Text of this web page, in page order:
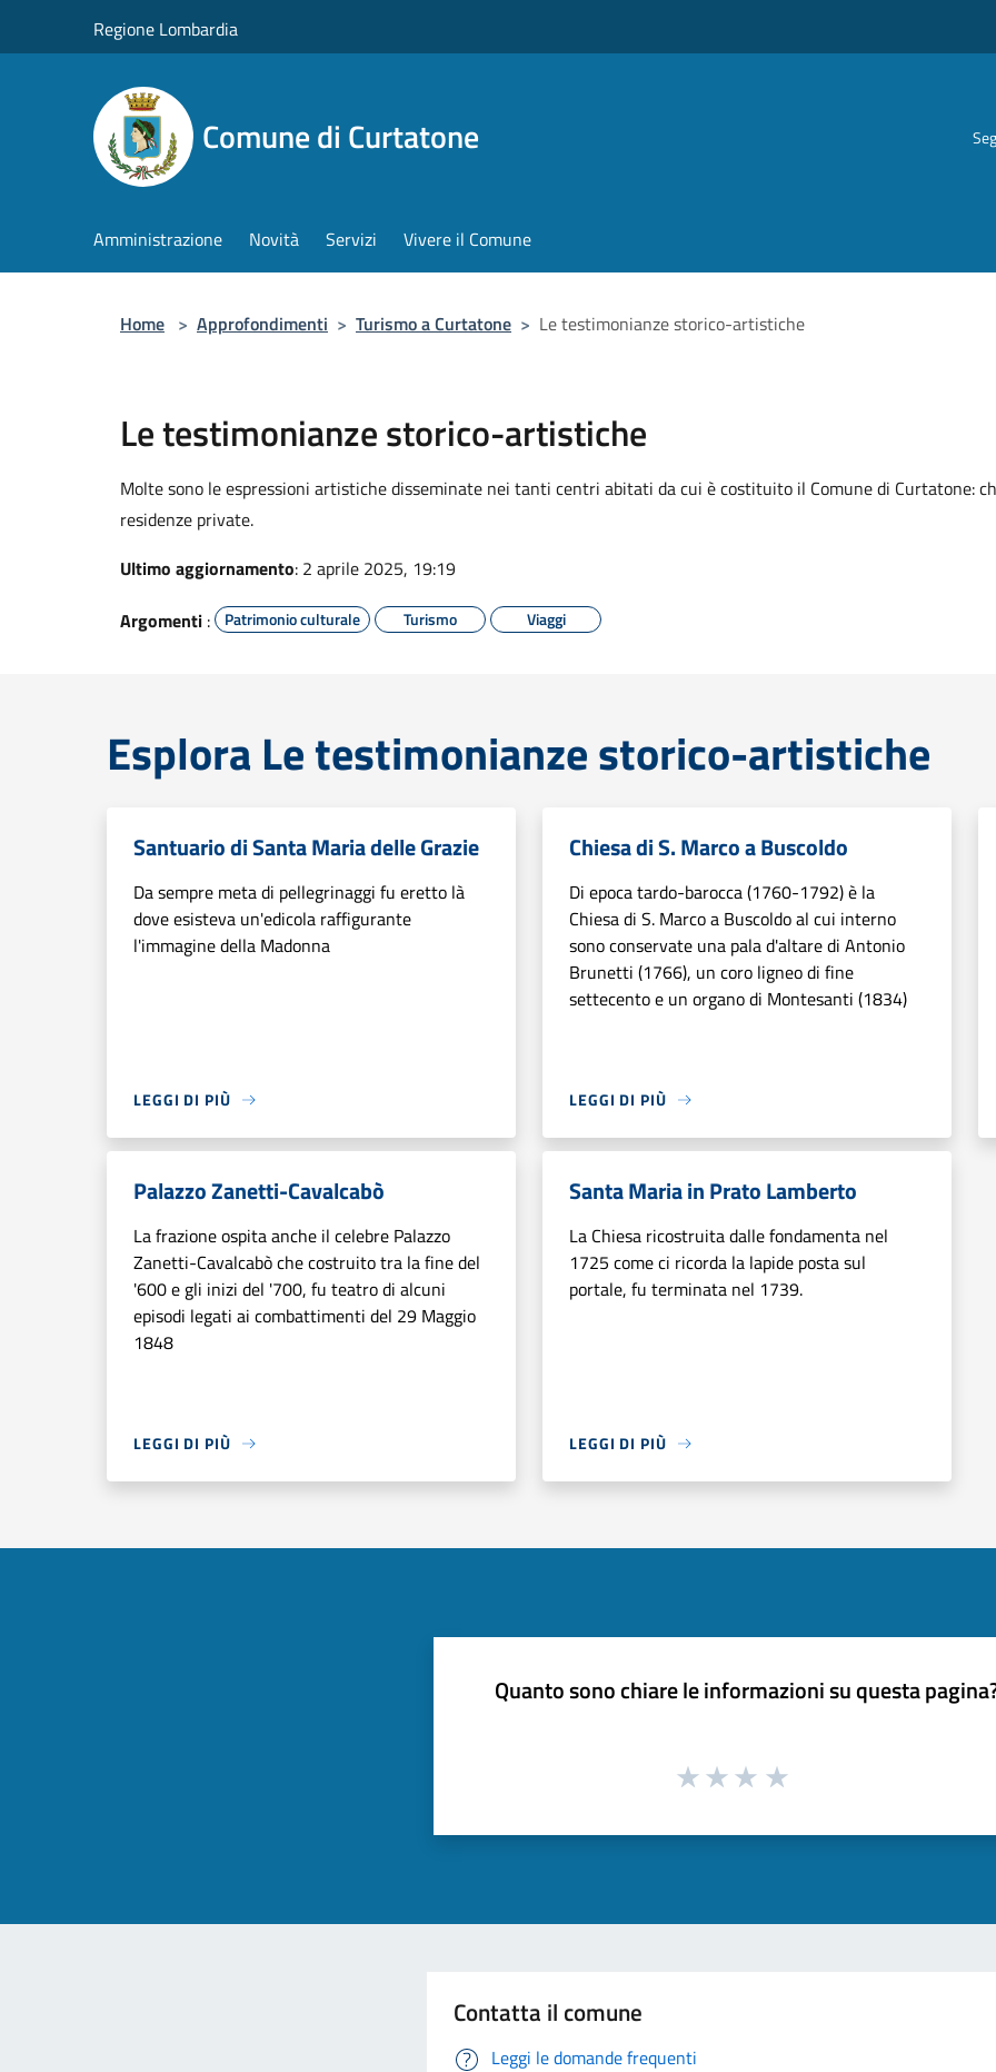
Regione Lombardia
Comune di Curtatone
Amministrazione Novità Servizi Vivere il Comune
Home > Approfondimenti > Turismo a Curtatone > Le testimonianze storico-artistiche
Le testimonianze storico-artistiche
Molte sono le espressioni artistiche disseminate nei tanti centri abitati da cui è costituito il Comune di Curtatone:
residenze private.
Ultimo aggiornamento: 2 aprile 2025, 19:19
Argomenti : Patrimonio culturale Turismo Viaggi
Esplora Le testimonianze storico-artistiche
Santuario di Santa Maria delle Grazie
Da sempre meta di pellegrinaggi fu eretto là
dove esisteva un'edicola raffigurante
l'immagine della Madonna
LEGGI DI PIÙ
Chiesa di S. Marco a Buscoldo
Di epoca tardo-barocca (1760-1792) è la
Chiesa di S. Marco a Buscoldo al cui interno
sono conservate una pala d'altare di Antonio
Brunetti (1766), un coro ligneo di fine
settecento e un organo di Montesanti (1834)
LEGGI DI PIÙ
Palazzo Zanetti-Cavalcabò
La frazione ospita anche il celebre Palazzo
Zanetti-Cavalcabò che costruito tra la fine del
'600 e gli inizi del '700, fu teatro di alcuni
episodi legati ai combattimenti del 29 Maggio
1848
LEGGI DI PIÙ
Santa Maria in Prato Lamberto
La Chiesa ricostruita dalle fondamenta nel
1725 come ci ricorda la lapide posta sul
portale, fu terminata nel 1739.
LEGGI DI PIÙ
Quanto sono chiare le informazioni su questa
Contatta il comune
Leggi le domande frequenti